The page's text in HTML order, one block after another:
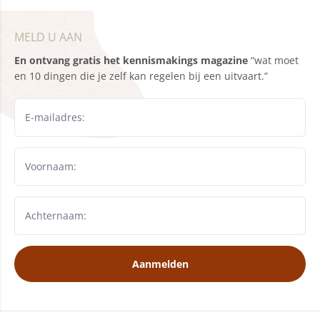
MELD U AAN
En ontvang gratis het kennismakings magazine “wat moet
en 10 dingen die je zelf kan regelen bij een uitvaart.”
Aanmelden